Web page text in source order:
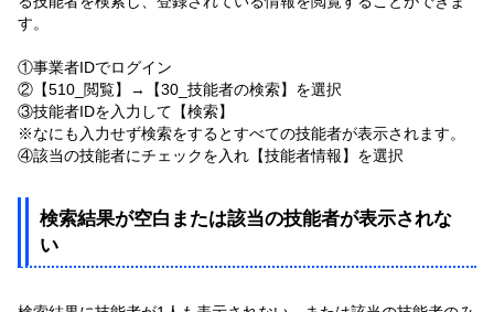
す。
①事業者IDでログイン
②【510_閲覧】→【30_技能者の検索】を選択
③技能者IDを入力して【検索】
※なにも入力せず検索をするとすべての技能者が表示されます。
④該当の技能者にチェックを入れ【技能者情報】を選択
検索結果が空白または該当の技能者が表示されな
い